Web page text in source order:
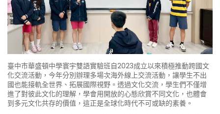
臺中市華盛頓中學寰宇雙語實驗班自2023成立以來積極推動跨國文
化交流活動，今年分別辦理多場次海外線上交流活動，讓學生不出
國也能接軌全世界、拓展國際視野。透過文化交流，學生們不僅增
進了對彼此文化的理解，學會用開放的心態欣賞不同文化，也體會
到多元文化共存的價值，這正是全球化時代不可或缺的素養。